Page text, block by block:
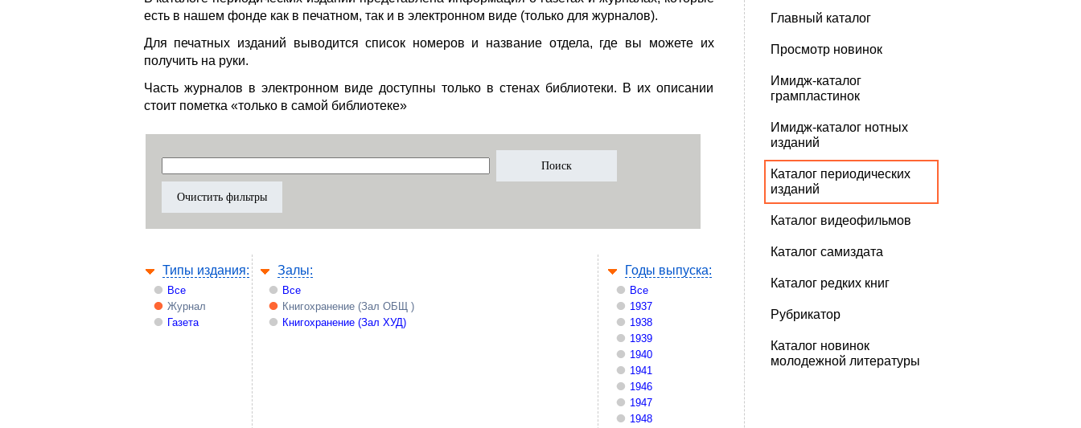
есть в нашем фонде как в печатном, так и в электронном виде (только для журналов).
Для печатных изданий выводится список номеров и название отдела, где вы можете их
получить на руки.
Часть журналов в электронном виде доступны только в стенах библиотеки. В их описании
стоит пометка «только в самой библиотеке»
Типы издания:
Все
Журнал
Газета
Залы:
Все
Книгохранение (Зал ОБЩ )
Книгохранение (Зал ХУД)
Годы выпуска:
Все
1937
1938
1939
1940
1941
1946
1947
1948
Главный каталог
Просмотр новинок
Имидж-каталог
грампластинок
Имидж-каталог нотных
изданий
Каталог периодических
изданий
Каталог видеофильмов
Каталог самиздата
Каталог редких книг
Рубрикатор
Каталог новинок
молодежной литературы